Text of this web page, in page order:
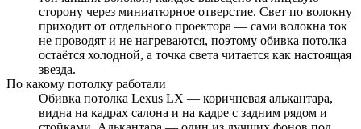
сторону через миниатюрное отверстие. Свет по волокну
приходит от отдельного проектора — сами волокна ток
не проводят и не нагреваются, поэтому обивка потолка
остаётся холодной, а точка света читается как настоящая
звезда.
По какому потолку работали
Обивка потолка Lexus LX — коричневая алькантара,
видна на кадрах салона и на кадре с задним рядом и